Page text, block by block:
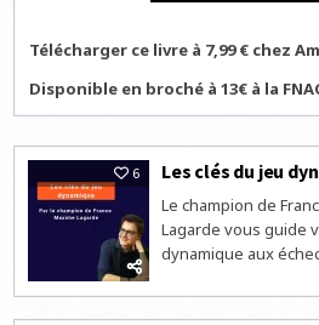
Télécharger ce livre à 7,99 € chez
Disponible en broché à 13€ à la
6 Les clés du jeu
Le champion de
Lagarde vous guide
dynamique aux